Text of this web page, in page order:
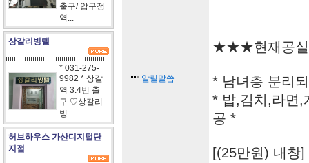
출구/ 압구정
역...
상갈리빙텔
* 031-275-
9982 * 상갈
역 3.4번 출
구 ♡상갈리
빙...
허브하우스 가산디지털단
지점
알릴말씀
★★★현재공실
* 남녀층 분리
* 밥,김치,라면,
공 *
[(25만원) 내창]